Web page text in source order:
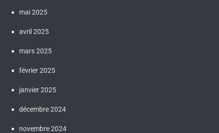
mai 2025
avril 2025
mars 2025
février 2025
janvier 2025
décembre 2024
novembre 2024